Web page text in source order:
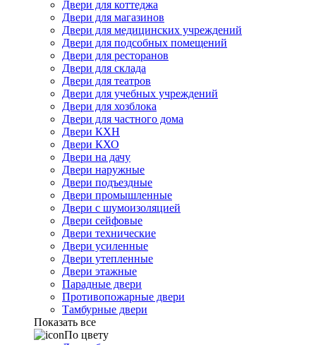
Двери для коттеджа
Двери для магазинов
Двери для медицинских учреждений
Двери для подсобных помещений
Двери для ресторанов
Двери для склада
Двери для театров
Двери для учебных учреждений
Двери для хозблока
Двери для частного дома
Двери КХН
Двери КХО
Двери на дачу
Двери наружные
Двери подъездные
Двери промышленные
Двери с шумоизоляцией
Двери сейфовые
Двери технические
Двери усиленные
Двери утепленные
Двери этажные
Парадные двери
Противопожарные двери
Тамбурные двери
Показать все
По цвету